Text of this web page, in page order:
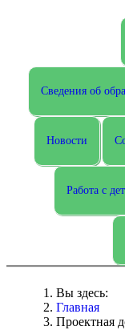
Сведения об
Новости
Работа с
Вы здесь:
Главная
Проектная